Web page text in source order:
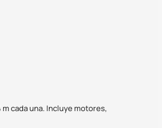
cada una. Incluye motores,